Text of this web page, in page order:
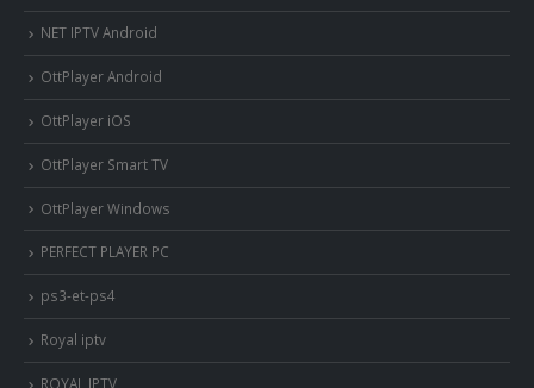
NET IPTV Android
OttPlayer Android
OttPlayer iOS
OttPlayer Smart TV
OttPlayer Windows
PERFECT PLAYER PC
ps3-et-ps4
Royal iptv
ROYAL IPTV